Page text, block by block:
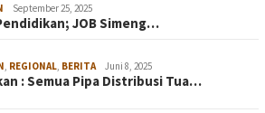
September 25, 2025
JOB Simeng…
REGIONAL BERITA Juni 8, 2025
: Semua Pipa Distribusi Tua…